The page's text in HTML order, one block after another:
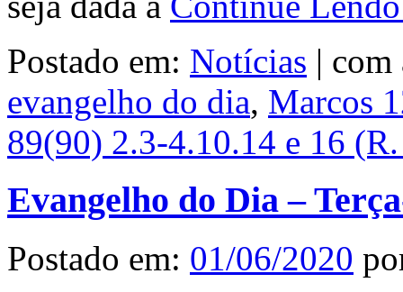
Postado em: Notícias | com
evangelho do dia, Marcos
89(90) 2.3-4.10.14 e 16
Evangelho do Dia –
Postado em: 01/06/2020